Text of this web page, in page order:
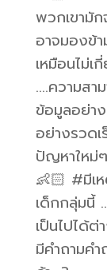
พวกเขามั
อาจมองข้
เหมือนไม่เ
….ความสา
ข้อมูลอย่าง
อย่างรวด
ปัญหาใหม่
👶🏻 #มีเ
เด็กกลุ่มนี้
เป็นไปได้ต่
มีคำถามคำ